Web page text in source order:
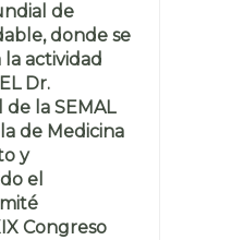
de
donde se
actividad
Dr.
la SEMAL
de Medicina
y
el
Congreso